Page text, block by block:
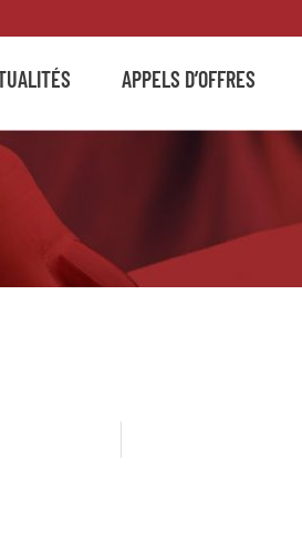
APPELS D’OFFRES